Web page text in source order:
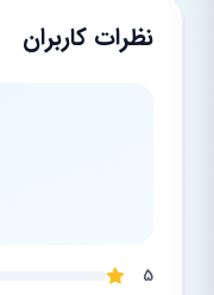
نظرات کاربران
5